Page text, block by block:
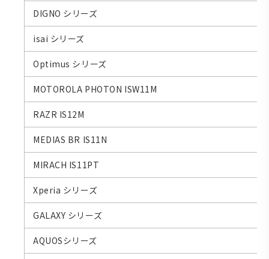
DIGNO シリーズ
isai シリーズ
Optimus シリーズ
MOTOROLA PHOTON ISW11M
RAZR IS12M
MEDIAS BR IS11N
MIRACH IS11PT
Xperia シリーズ
GALAXY シリーズ
AQUOSシリーズ